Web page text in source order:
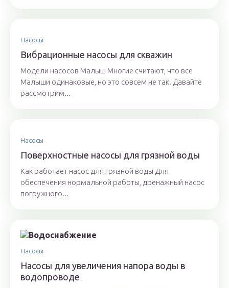
Насосы
Вибрационные насосы для скважин
Модели насосов Малыш Многие считают, что все
Малыши одинаковые, но это совсем не так. Давайте
рассмотрим...
Насосы
Поверхностные насосы для грязной воды
Как работает насос для грязной воды Для
обеспечения нормальной работы, дренажный насос
погружного...
Насосы
Насосы для увеличения напора воды в
водопроводе